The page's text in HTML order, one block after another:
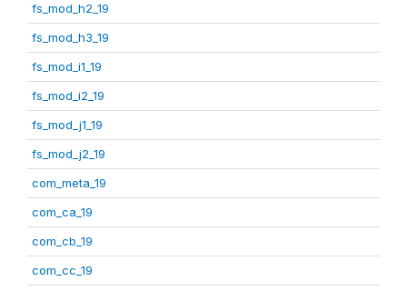
fs_mod_h2_19
fs_mod_h3_19
fs_mod_i1_19
fs_mod_i2_19
fs_mod_j1_19
fs_mod_j2_19
com_meta_19
com_ca_19
com_cb_19
com_cc_19